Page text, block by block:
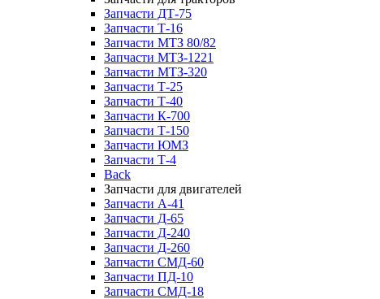
Запчасти ДТ-75
Запчасти Т-16
Запчасти МТЗ 80/82
Запчасти МТЗ-1221
Запчасти МТЗ-320
Запчасти Т-25
Запчасти Т-40
Запчасти К-700
Запчасти Т-150
Запчасти ЮМЗ
Запчасти Т-4
Back
Запчасти для двигателей
Запчасти А-41
Запчасти Д-65
Запчасти Д-240
Запчасти Д-260
Запчасти СМД-60
Запчасти ПД-10
Запчасти СМД-18